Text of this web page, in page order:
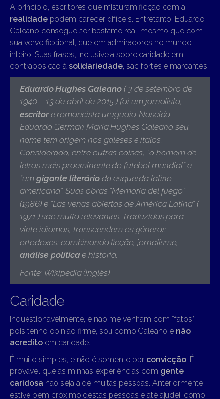
A princípio, escritores que misturam ficção com a
realidade podem parecer difíceis. Entretanto, Eduardo
Galeano consegue ser bastante real, mesmo que com
sua verve ficcional, que em admiradores no mundo
inteiro. Suas frases, inclusive a sobre caridade em
contraposição à solidariedade, são fortes e marcantes.
Eduardo Hughes Galeano ( 3 de setembro de
1940 – 13 de abril de 2015 ) foi um jornalista,
escritore romancista uruguaio. Nascido
Eduardo Germán María Hughes Galeano seu
nome tem origem nos galeses e ítalos.
Considerado, entre outras coisas, “o homem de
letras mais proeminente do futebol mundial” e
“um gigante literário da esquerda latino-
americana”. Suas obras “Memoria del fuego”
(1986) e “Las venas abiertas de América Latina” (
1971 ) são muito relevantes. Traduzidas para
vinte idiomas, transcendem os gêneros
ortodoxos: combinando ficção, jornalismo,
análise política e história.
Fonte: Wikipedia (Inglês)
Caridade
Inquestionavelmente, e não me venham com “fatos”
pois tenho opinião firme, sou como Galeano e não
acredito em caridade.
É muito simples, e não é somente por convicção. É
provável que as minhas experiências com gente
caridosa não seja a de muitas pessoas. Anteriormente,
estive bem próximo destas pessoas e até ajudei, como